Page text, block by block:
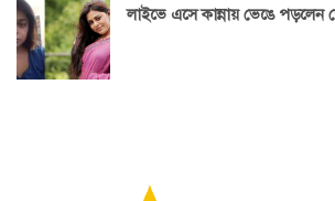
লাইভে এসে কান্নায় ভেঙে পড়লেন